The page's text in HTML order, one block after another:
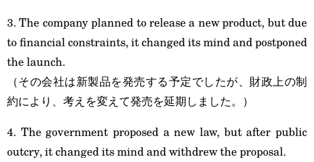
3. The company planned to release a new product, but due
to financial constraints, it changed its mind and postponed
the launch.
（その会社は新製品を発売する予定でしたが、財政上の制
約により、考えを変えて発売を延期しました。）
4. The government proposed a new law, but after public
outcry, it changed its mind and withdrew the proposal.